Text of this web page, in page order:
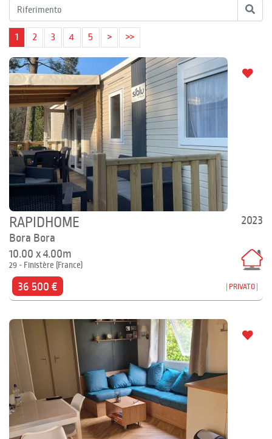
1 2 3 4 5 > >>
2023
RAPIDHOME
Bora Bora
10.00 x 4.00m
29 - Finistère (France)
36 500 € PRIVATO